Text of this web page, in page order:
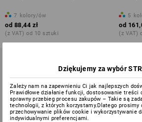
7 kolory/ów
od 88,44 zł
(z VAT) od 10 sztuki
5
od
(z VAT)
Dziękujemy za wybór
Zależy nam na zapewnieniu Ci jak najlepszych
Prawidłowe działanie funkcji, dostosowanie treści
sprawny przebieg procesu zakupów – Takie są
technologii, z których korzystamy.Dlatego prosimy
przechowywanie plików cookie i wykorzystywanie
indywidualnymi preferencjami.